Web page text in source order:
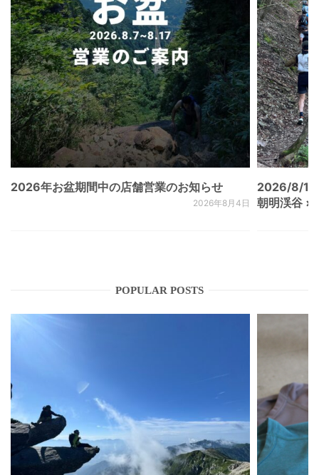
2026年お盆期間中の店舗営業のお知らせ
2026年8月4日
2026/8/
朝明渓谷 ×
POPULAR POSTS